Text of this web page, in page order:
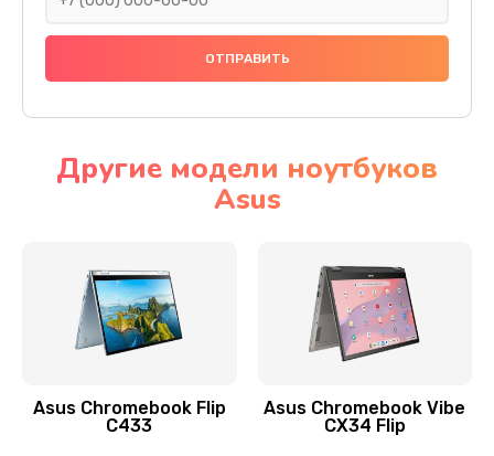
Сбор/Разбор
Чистка динамика и микрофонов (с разбором)
Замена кнопки Home (домой)
Заказать
Другие модели ноутбуков
Asus
Asus Chromebook Flip
C433
Asus Chromebook Vibe
CX34 Flip